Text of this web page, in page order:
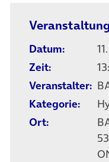
Datum:
Zeit:
Veranstalter:
Kategorie:
Ort: